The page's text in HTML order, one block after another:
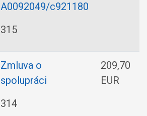
A0092049/c921180
315
Zmluva o
spolupráci
314
209,70
EUR